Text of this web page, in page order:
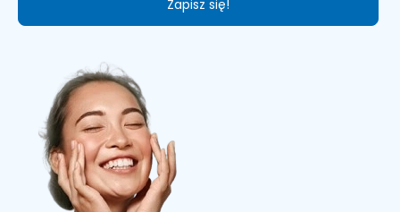
Zapisz się!